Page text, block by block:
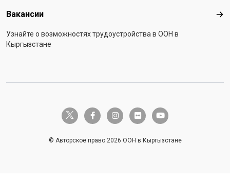
Вакансии
Узнайте о возможностях трудоустройства в ООН в
Кыргызстане
twitter-x facebook-finstagramflickr youtube
© Авторское право 2026 ООН в Кыргызстане